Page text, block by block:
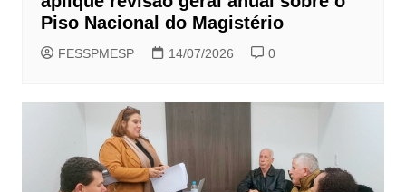
Piso Nacional do Magistério
FESSPMESP 14/07/2026 0